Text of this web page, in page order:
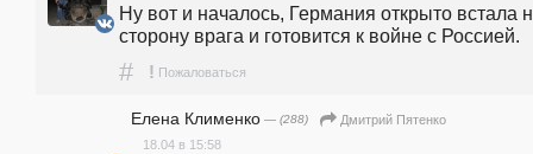
Ну вот и началось, Германия открыто встала
сторону врага и готовится к войне с Россией.
# ! Пожаловаться
Елена Клименко — (288)
Дмитрий Пятенко
18.04 в 15:58